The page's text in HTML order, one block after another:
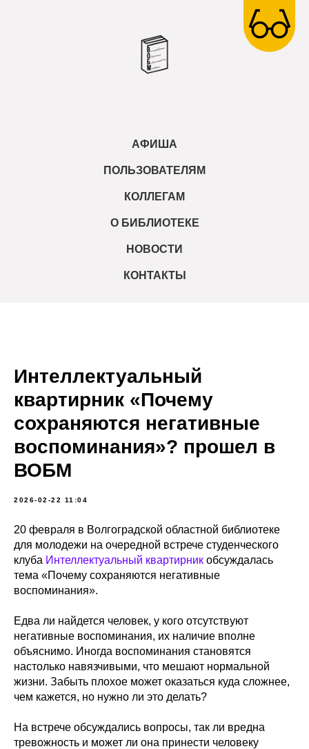
АФИША
ПОЛЬЗОВАТЕЛЯМ
КОЛЛЕГАМ
О БИБЛИОТЕКЕ
НОВОСТИ
КОНТАКТЫ
Интеллектуальный
квартирник «Почему
сохраняются негативные
воспоминания»? прошел в
ВОБМ
2026-02-22 11:04
20 февраля в Волгоградской областной библиотеке
для молодежи на очередной встрече студенческого
клуба Интеллектуальный квартирник обсуждалась
тема «Почему сохраняются негативные
воспоминания».
Едва ли найдется человек, у кого отсутствуют
негативные воспоминания, их наличие вполне
объяснимо. Иногда воспоминания становятся
настолько навязчивыми, что мешают нормальной
жизни. Забыть плохое может оказаться куда сложнее,
чем кажется, но нужно ли это делать?
На встрече обсуждались вопросы, так ли вредна
тревожность и может ли она принести человеку